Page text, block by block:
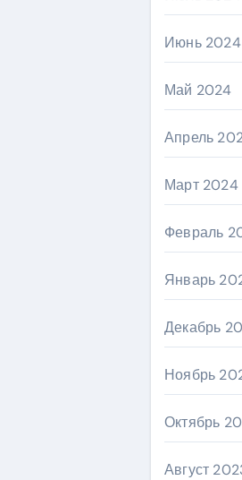
Июнь 2024
Май 2024
Апрель
Март 2024
Февраль
Январь
Декабрь
Ноябрь
Октябрь
Август